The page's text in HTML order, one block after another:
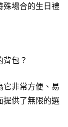
殊場合的生日禮
包？
它非常方便、易
提供了無限的選